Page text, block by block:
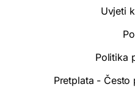
Uvjeti
Politika
Pretplata - Često